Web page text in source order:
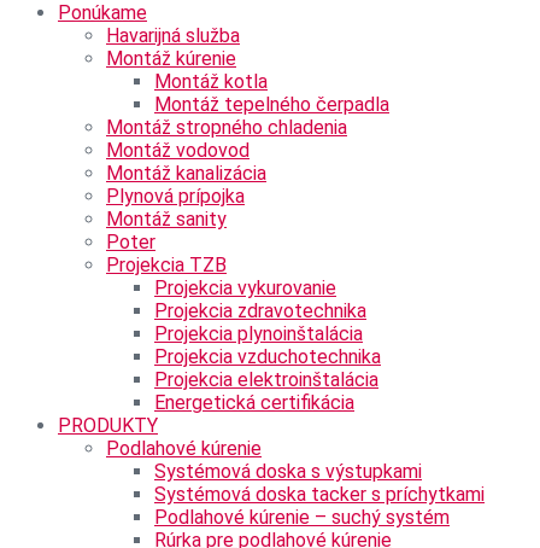
Ponúkame
Havarijná služba
Montáž kúrenie
Montáž kotla
Montáž tepelného čerpadla
Montáž stropného chladenia
Montáž vodovod
Montáž kanalizácia
Plynová prípojka
Montáž sanity
Poter
Projekcia TZB
Projekcia vykurovanie
Projekcia zdravotechnika
Projekcia plynoinštalácia
Projekcia vzduchotechnika
Projekcia elektroinštalácia
Energetická certifikácia
PRODUKTY
Podlahové kúrenie
Systémová doska s výstupkami
Systémová doska tacker s príchytkami
Podlahové kúrenie – suchý systém
Rúrka pre podlahové kúrenie